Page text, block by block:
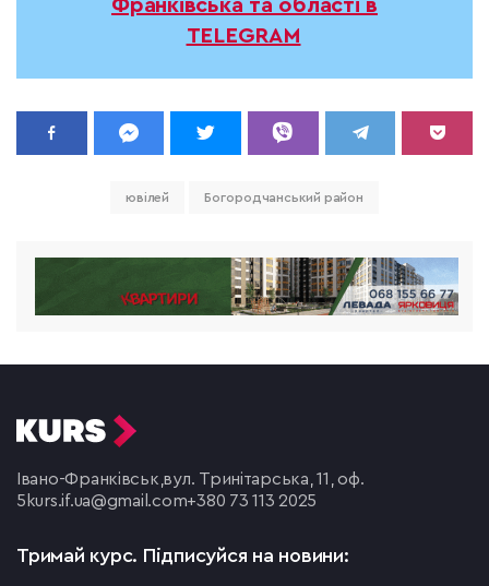
Франківська та області в
TELEGRAM
ювілей Богородчанський район
Івано-Франківськ, вул. Тринітарська, 11, оф.
5 kurs.if.ua@gmail.com+380 73 113 2025
Тримай курс. Підписуйся на новини: